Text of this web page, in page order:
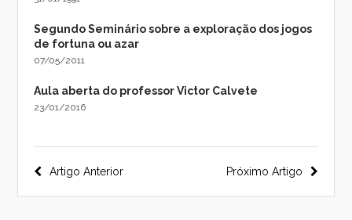
Segundo Seminário sobre a exploração dos jogos
de fortuna ou azar
07/05/2011
Aula aberta do professor Victor Calvete
23/01/2016
Navegação
do
Próximo Artigo
Artigo Anterior